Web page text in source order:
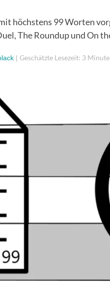
höchstens 99 Worten
The Roundup und On
| Geschätzte Lesezeit: 3